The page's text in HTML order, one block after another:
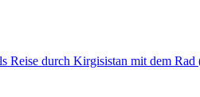
Reise durch Kirgisistan mit dem Rad